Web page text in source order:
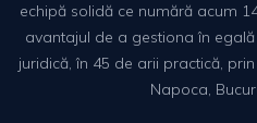
echipă solidă ce numără acum
avantajul de a gestiona în
juridică, în 45 de arii practică,
Napoca,